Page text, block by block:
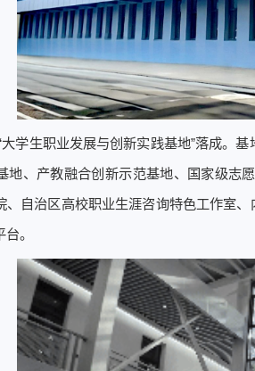
学生职业发展与创新实践基地”落成。
地、产教融合创新示范基地、国家级志
、自治区高校职业生涯咨询特色工作室
。